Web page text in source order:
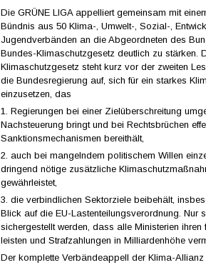
Die GRÜNE LIGA appelliert gemeinsam mit
Bündnis aus 50 Klima-, Umwelt-, Sozial-,
Jugendverbänden an die Abgeordneten des
Bundes-Klimaschutzgesetz deutlich zu stärken.
Klimaschutzgesetz steht kurz vor der zweiten
die Bundesregierung auf, sich für ein starkes
einzusetzen, das
1. Regierungen bei einer Zielüberschreitung
Nachsteuerung bringt und bei Rechtsbrüchen
Sanktionsmechanismen bereithält,
2. auch bei mangelndem politischem Willen
dringend nötige zusätzliche
gewährleistet,
3. die verbindlichen Sektorziele beibehält,
Blick auf die EU-Lastenteilungsverordnung. Nur
sichergestellt werden, dass alle Ministerien ihren
leisten und Strafzahlungen in Milliardenhöhe
Der komplette Verbändeappell der Klima-Allianz